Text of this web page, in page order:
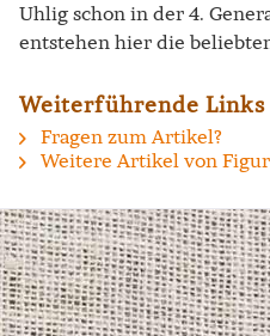
Uhlig schon in der 4.
entstehen hier die
Weiterführende Links
Fragen zum Artikel?
Weitere Artikel von